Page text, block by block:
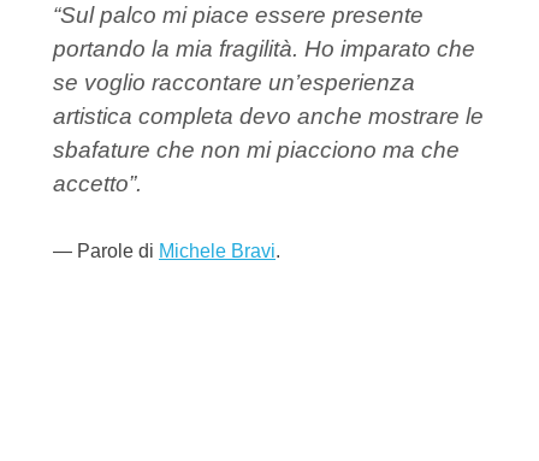
“Sul palco mi piace essere presente
portando la mia fragilità. Ho imparato che
se voglio raccontare un’esperienza
artistica completa devo anche mostrare le
sbafature che non mi piacciono ma che
accetto”.
Parole di Michele Bravi.